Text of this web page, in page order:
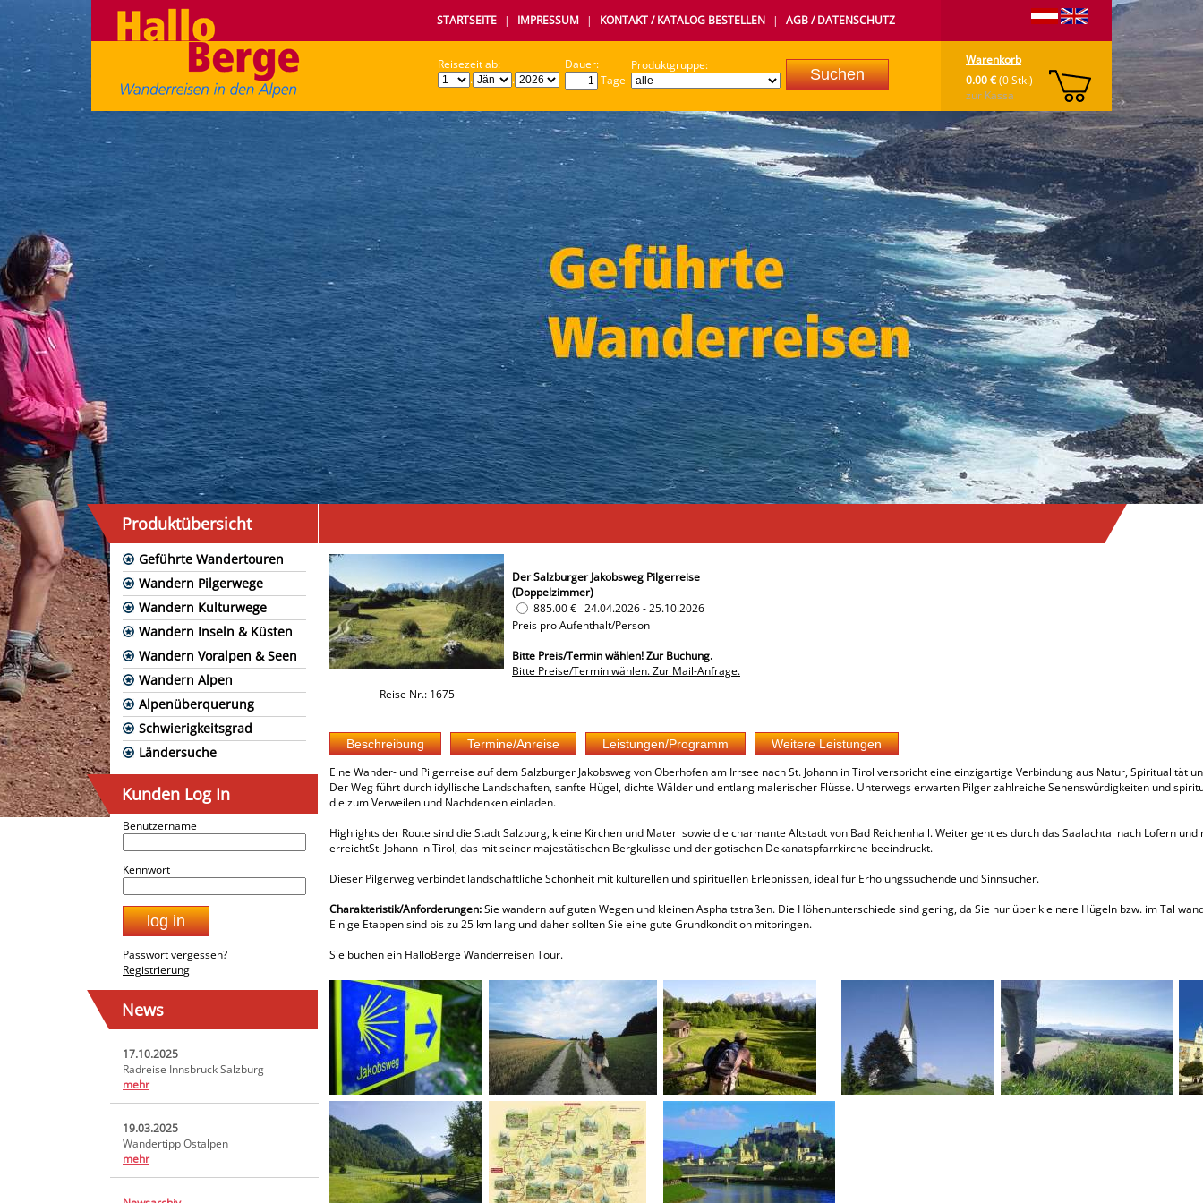
STARTSEITE | IMPRESSUM | KONTAKT / KATALOG BESTELLEN | AGB / DATENSCHUTZ
Reisezeit ab:
.
.
Dauer:
Tage
Produktgruppe:
Warenkorb
0.00 €(0 Stk.)
zur Kassa
Produktübersicht
Geführte Wandertouren
Wandern Pilgerwege
Wandern Kulturwege
Wandern Inseln & Küsten
Wandern Voralpen & Seen
Wandern Alpen
Alpenüberquerung
Schwierigkeitsgrad
Ländersuche
Kunden Log In
Benutzername
Kennwort
Passwort vergessen?
Registrierung
News
17.10.2025
Radreise Innsbruck Salzburg
mehr
19.03.2025
Wandertipp Ostalpen
mehr
Reise Nr.: 1675
Der Salzburger Jakobsweg Pilgerreise
(Doppelzimmer)
885.00 € 24.04.2026-25.10.2026
Preis pro Aufenthalt/Person
Bitte Preis/Termin wählen! Zur Buchung.
Bitte Preise/Termin wählen. Zur Mail-Anfrage.
Eine Wander- und Pilgerreise auf dem Salzburger Jakobsweg von Oberhofen am Irrsee nach St. Johann in Tirol verspricht eine einzigartige Verbindung aus Natur, Spiritualität
Der Weg führt durch idyllische Landschaften, sanfte Hügel, dichte Wälder und entlang malerischer Flüsse. Unterwegs erwarten Pilger zahlreiche Sehenswürdigkeiten und
die zum Verweilen und Nachdenken einladen.
Highlights der Route sind die Stadt Salzburg, kleine Kirchen und Materl sowie die charmante Altstadt von Bad Reichenhall. Weiter geht es durch das Saalachtal nach Lofern und
erreichtSt. Johann in Tirol, das mit seiner majestätischen Bergkulisse und der gotischen Dekanatspfarrkirche beeindruckt.
Dieser Pilgerweg verbindet landschaftliche Schönheit mit kulturellen und spirituellen Erlebnissen, ideal für Erholungssuchende und Sinnsucher.
Charakteristik/Anforderungen:Sie wandern auf guten Wegen und kleinen Asphaltstraßen. Die Höhenunterschiede sind gering, da Sie nur über kleinere Hügeln bzw. im Tal
Einige Etappen sind bis zu 25 km lang und daher sollten Sie eine gute Grundkondition mitbringen.
Sie buchen ein HalloBerge Wanderreisen Tour.